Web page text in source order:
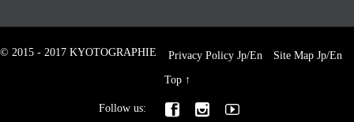
© 2015 - 2017 KYOTOGRAPHIE Privacy Policy Jp/En Site Map Jp/En
Top↑
Follow us:   